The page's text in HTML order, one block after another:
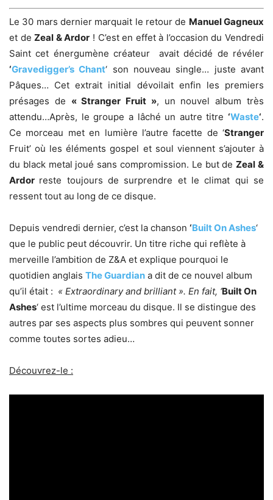
Le 30 mars dernier marquait le retour de Manuel Gagneux
et deZeal & Ardor ! C’est en effet à l’occasion du Vendredi
Saint cet énergumène créateur avait décidé de révéler
‘Gravedigger’s Chant‘ son nouveau single… juste avant
Pâques… Cet extrait initial dévoilait enfin les premiers
présages de « Stranger Fruit », un nouvel album très
attendu…Après, le groupe a lâché un autre titre ‘Waste‘.
Ce morceau met en lumière l’autre facette de ‘Stranger
Fruit’ où les éléments gospel et soul viennent s’ajouter à
du black metal joué sans compromission. Le but deZeal &
Ardor reste toujours de surprendre et le climat qui se
ressent tout au long de ce disque.
Depuis vendredi dernier, c’est la chanson ‘Built On Ashes‘
que le public peut découvrir. Un titre riche qui reflète à
merveille l’ambition de Z&A et explique pourquoi le
quotidien anglais The Guardian a dit de ce nouvel album
qu’il était : « Extraordinary and brilliant ». En fait, ‘Built On
Ashes‘ est l’ultime morceau du disque. Il se distingue des
autres par ses aspects plus sombres qui peuvent sonner
comme toutes sortes adieu…
Découvrez-le :